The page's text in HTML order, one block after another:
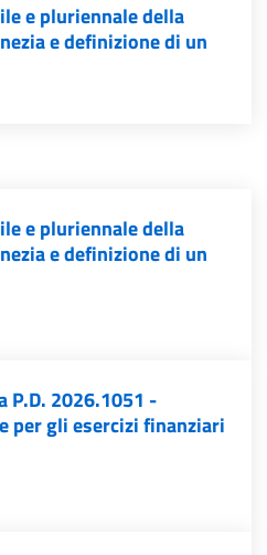
e pluriennale della
e definizione di un
e pluriennale della
e definizione di un
P.D. 2026.1051 -
per gli esercizi finanziari